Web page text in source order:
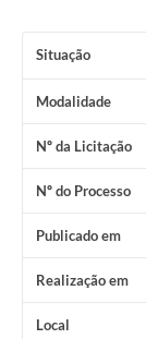
Situação
Modalidade
Nº da Licitação
Nº do Processo
Publicado em
Realização em
Local